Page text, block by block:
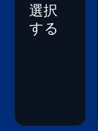
選択
する